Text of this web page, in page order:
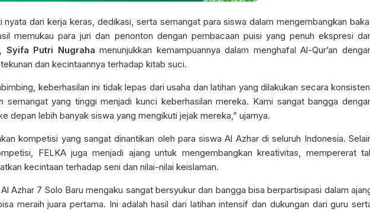
nyata dari kerja keras, dedikasi, serta semangat para siswa dalam mengembangkan
memukau para juri dan penonton dengan pembacaan puisi yang penuh ekspresi
Syifa Putri Nugraha menunjukkan kemampuannya dalam menghafal Al-Qur’an
dan kecintaannya terhadap kitab suci.
keberhasilan ini tidak lepas dari usaha dan latihan yang dilakukan secara
semangat yang tinggi menjadi kunci keberhasilan mereka. Kami sangat bangga
depan lebih banyak siswa yang mengikuti jejak mereka,” ujarnya.
kompetisi yang sangat dinantikan oleh para siswa Al Azhar di seluruh Indonesia.
FELKA juga menjadi ajang untuk mengembangkan kreativitas, mempererat
kecintaan terhadap seni dan nilai-nilai keislaman.
Azhar 7 Solo Baru mengaku sangat bersyukur dan bangga bisa berpartisipasi dalam
meraih juara pertama. Ini adalah hasil dari latihan intensif dan dukungan dari guru